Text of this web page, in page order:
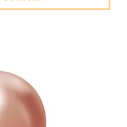
1ks v baleni velkost cca